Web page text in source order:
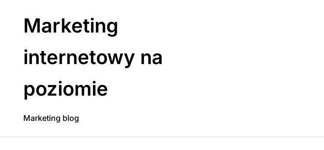
Marketing
internetowy na
poziomie
Marketing blog